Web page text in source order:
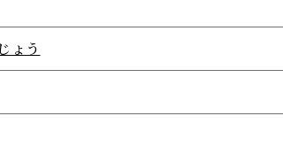
ょう